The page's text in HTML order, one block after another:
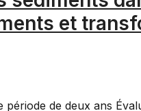
et
période de deux ans